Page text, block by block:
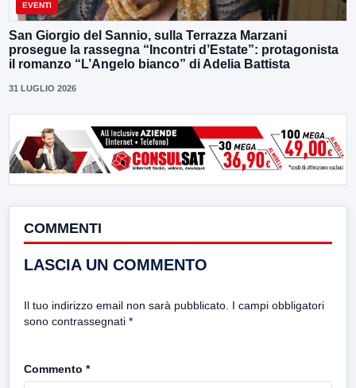
EVENTI
San Giorgio del Sannio, sulla Terrazza Marzani
prosegue la rassegna “Incontri d’Estate”: protagonista
il romanzo “L’Angelo bianco” di Adelia Battista
31 LUGLIO 2026
COMMENTI
LASCIA UN COMMENTO
Il tuo indirizzo email non sarà pubblicato. I campi obbligatori
sono contrassegnati *
Commento *